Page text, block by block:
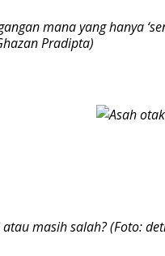
mana yang hanya
Pradipta)
masih salah? (Foto: